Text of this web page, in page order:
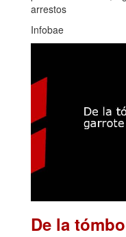
arrestos
Infobae
De la